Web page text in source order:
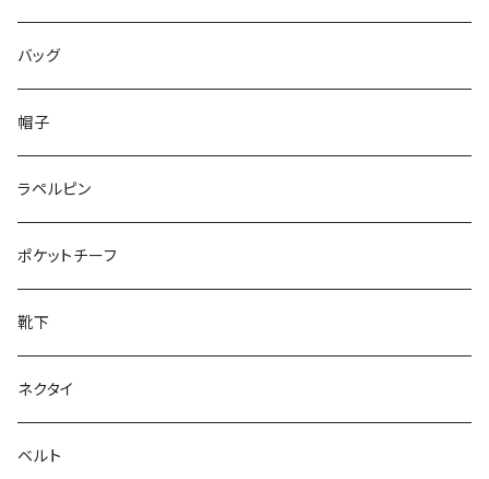
50/XL～
48/L
50/XL～
46/M
48/L
50/XL～
～25.5cm
26cm～
27cm～
28cm～
バッグ
帽子
ラペルピン
ポケットチーフ
靴下
ネクタイ
ベルト